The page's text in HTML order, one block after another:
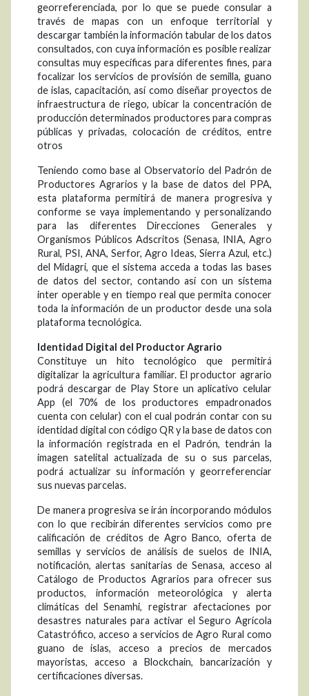
georreferenciada, por lo que se puede consular a
través de mapas con un enfoque territorial y
descargar también la información tabular de los datos
consultados, con cuya información es posible realizar
consultas muy específicas para diferentes fines, para
focalizar los servicios de provisión de semilla, guano
de islas, capacitación, así como diseñar proyectos de
infraestructura de riego, ubicar la concentración de
producción determinados productores para compras
públicas y privadas, colocación de créditos, entre
otros
Teniendo como base al Observatorio del Padrón de
Productores Agrarios y la base de datos del PPA,
esta plataforma permitirá de manera progresiva y
conforme se vaya implementando y personalizando
para las diferentes Direcciones Generales y
Organismos Públicos Adscritos (Senasa, INIA, Agro
Rural, PSI, ANA, Serfor, Agro Ideas, Sierra Azul, etc.)
del Midagri, que el sistema acceda a todas las bases
de datos del sector, contando así con un sistema
inter operable y en tiempo real que permita conocer
toda la información de un productor desde una sola
plataforma tecnológica.
Identidad Digital del Productor Agrario
Constituye un hito tecnológico que permitirá
digitalizar la agricultura familiar. El productor agrario
podrá descargar de Play Store un aplicativo celular
App (el 70% de los productores empadronados
cuenta con celular) con el cual podrán contar con su
identidad digital con código QR y la base de datos con
la información registrada en el Padrón, tendrán la
imagen satelital actualizada de su o sus parcelas,
podrá actualizar su información y georreferenciar
sus nuevas parcelas.
De manera progresiva se irán incorporando módulos
con lo que recibirán diferentes servicios como pre
calificación de créditos de Agro Banco, oferta de
semillas y servicios de análisis de suelos de INIA,
notificación, alertas sanitarias de Senasa, acceso al
Catálogo de Productos Agrarios para ofrecer sus
productos, información meteorológica y alerta
climáticas del Senamhi, registrar afectaciones por
desastres naturales para activar el Seguro Agrícola
Catastrófico, acceso a servicios de Agro Rural como
guano de islas, acceso a precios de mercados
mayoristas, acceso a Blockchain, bancarización y
certificaciones diversas.